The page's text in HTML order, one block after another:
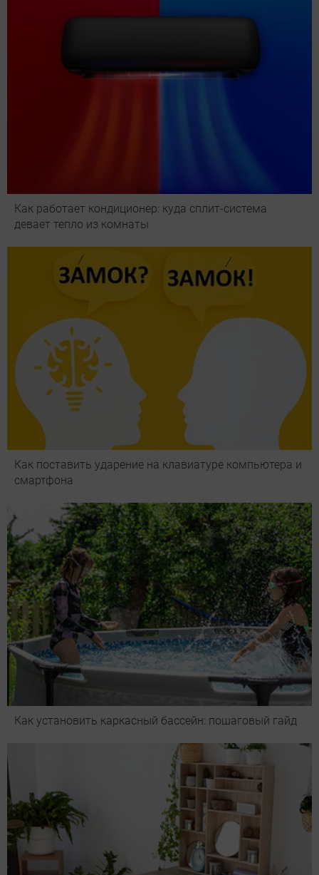
Как работает кондиционер: куда сплит-система
девает тепло из комнаты
Как поставить ударение на клавиатуре компьютера и
смартфона
Как установить каркасный бассейн: пошаговый гайд